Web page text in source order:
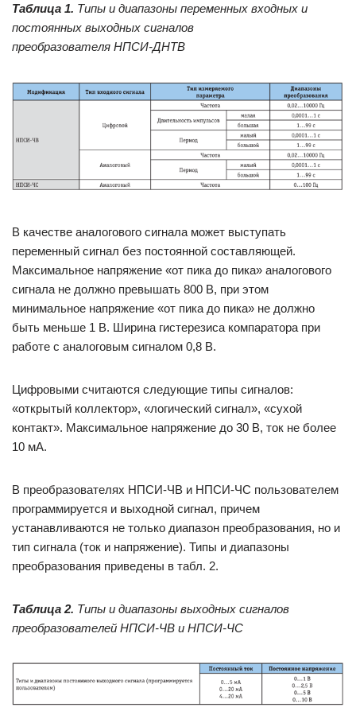
Таблица 1. Типы и диапазоны переменных входных и
постоянных выходных сигналов
преобразователя НПСИ-ДНТВ
В качестве аналогового сигнала может выступать
переменный сигнал без постоянной составляющей.
Максимальное напряжение «от пика до пика» аналогового
сигнала не должно превышать 800 В, при этом
минимальное напряжение «от пика до пика» не должно
быть меньше 1 В. Ширина гистерезиса компаратора при
работе с аналоговым сигналом 0,8 В.
Цифровыми считаются следующие типы сигналов:
«открытый коллектор», «логический сигнал», «сухой
контакт». Максимальное напряжение до 30 В, ток не более
10 мА.
В преобразователях НПСИ-ЧВ и НПСИ-ЧС пользователем
программируется и выходной сигнал, причем
устанавливаются не только диапазон преобразования, но и
тип сигнала (ток и напряжение). Типы и диапазоны
преобразования приведены в табл. 2.
Таблица 2. Типы и диапазоны выходных сигналов
преобразователей НПСИ-ЧВ и НПСИ-ЧС